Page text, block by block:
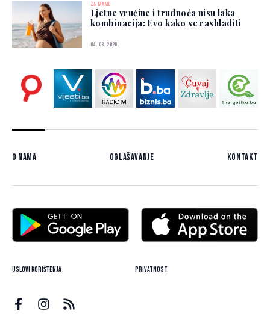
ZA MAME
Ljetne vrućine i trudnoća nisu laka
kombinacija: Evo kako se rashladiti
04. 08. 2026.
O nama Oglašavanje Kontakt
Uslovi korištenja Privatnost